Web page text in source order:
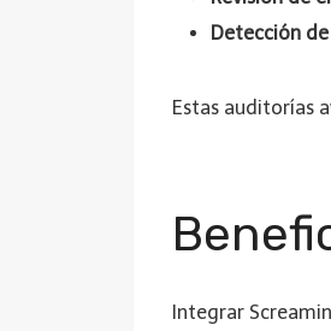
Detección
Estas auditorías
Integrar